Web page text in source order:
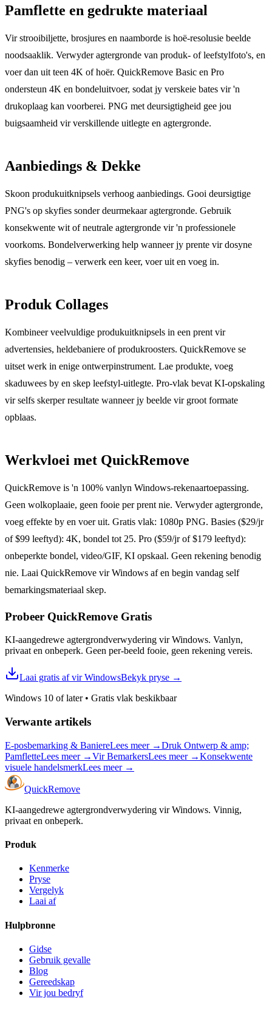
Pamflette en gedrukte materiaal
Vir strooibiljette, brosjures en naamborde is hoë-resolusie beelde
noodsaaklik. Verwyder agtergronde van produk- of leefstylfoto's, en
voer dan uit teen 4K of hoër. QuickRemove Basic en Pro
ondersteun 4K en bondeluitvoer, sodat jy verskeie bates vir 'n
drukoplaag kan voorberei. PNG met deursigtigheid gee jou
buigsaamheid vir verskillende uitlegte en agtergronde.
Aanbiedings & Dekke
Skoon produkuitknipsels verhoog aanbiedings. Gooi deursigtige
PNG's op skyfies sonder deurmekaar agtergronde. Gebruik
konsekwente wit of neutrale agtergronde vir 'n professionele
voorkoms. Bondelverwerking help wanneer jy prente vir dosyne
skyfies benodig – verwerk een keer, voer uit en voeg in.
Produk Collages
Kombineer veelvuldige produkuitknipsels in een prent vir
advertensies, heldebaniere of produkroosters. QuickRemove se
uitset werk in enige ontwerpinstrument. Lae produkte, voeg
skaduwees by en skep leefstyl-uitlegte. Pro-vlak bevat KI-opskaling
vir selfs skerper resultate wanneer jy beelde vir groot formate
opblaas.
Werkvloei met QuickRemove
QuickRemove is 'n 100% vanlyn Windows-rekenaartoepassing.
Geen wolkoplaaie, geen fooie per prent nie. Verwyder agtergronde,
voeg effekte by en voer uit. Gratis vlak: 1080p PNG. Basies ($29/jr
of $99 leeftyd): 4K, bondel tot 25. Pro ($59/jr of $179 leeftyd):
onbeperkte bondel, video/GIF, KI opskaal. Geen rekening benodig
nie. Laai QuickRemove vir Windows af en begin vandag self
bemarkingsmateriaal skep.
Probeer QuickRemove Gratis
KI-aangedrewe agtergrondverwydering vir Windows. Vanlyn,
privaat en onbeperk. Geen per-beeld fooie, geen rekening vereis.
Laai gratis af vir WindowsBekyk pryse →
Windows 10 of later• Gratis vlak beskikbaar
Verwante artikels
E-posbemarking & BaniereLees meer→Druk Ontwerp & amp;
PamfletteLees meer→Vir BemarkersLees meer→Konsekwente
visuele handelsmerkLees meer→
QuickRemove
KI-aangedrewe agtergrondverwydering vir Windows. Vinnig,
privaat en onbeperk.
Produk
Kenmerke
Pryse
Vergelyk
Laai af
Hulpbronne
Gidse
Gebruik gevalle
Blog
Gereedskap
Vir jou bedryf